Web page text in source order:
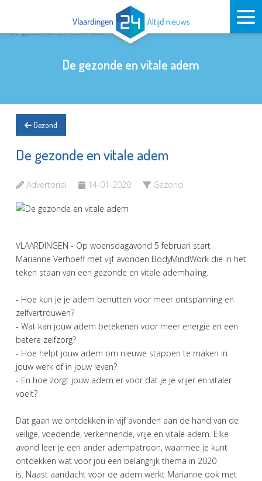
De gezonde en vitale adem
Gezond
De gezonde en vitale adem
Advertorial 14-01-2020 Gezond
VLAARDINGEN - Op woensdagavond 5 februari start
Marianne Verhoeff met vijf avonden BodyMindWork die in het
teken staan van een gezonde en vitale ademhaling.
- Hoe kun je je adem benutten voor meer ontspanning en
zelfvertrouwen?
- Wat kan jouw adem betekenen voor meer energie en een
betere zelfzorg?
- Hoe helpt jouw adem om nieuwe stappen te maken in
jouw werk of in jouw leven?
- En hoe zorgt jouw adem er voor dat je je vrijer en vitaler
voelt?
Dat gaan we ontdekken in vijf avonden aan de hand van de
veilige, voedende, verkennende, vrije en vitale adem. Elke
avond leer je een ander adempatroon, waarmee je kunt
ontdekken wat voor jou een belangrijk thema in 2020
is. Naast aandacht voor de adem werkt Marianne ook met